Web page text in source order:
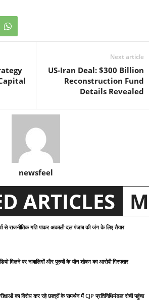
Next article
US-Iran Deal: $300 Billion
Reconstruction Fund
Details Revealed
newsfeel
ARTICLES
से राजनीतिक गति पाकर अकाली दल पंजाब की जंग के लिए तैयार
मिलने पर नाबालिगों और पुरुषों के यौन शोषण का आरोपी गिरफ्तार
का विरोध कर रहे छात्रों के समर्थन में CJP प्रतिनिधिमंडल रांची पहुंचा